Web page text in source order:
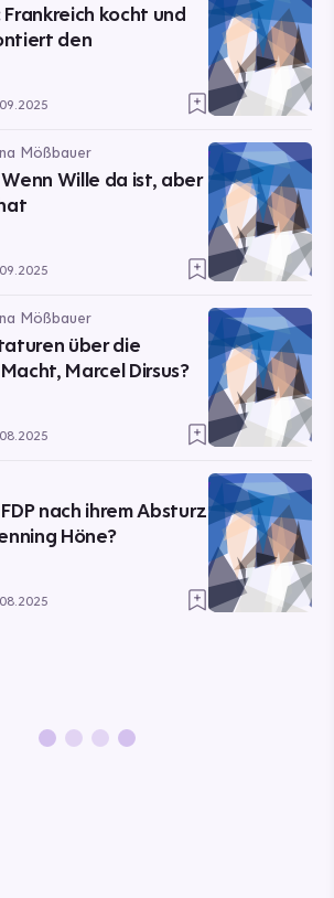
kocht und
den
Mößbauer
Wille da ist, aber
Mößbauer
über die
Marcel Dirsus?
nach ihrem Absturz
Höne?